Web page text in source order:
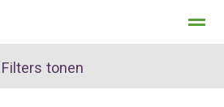
Filters tonen